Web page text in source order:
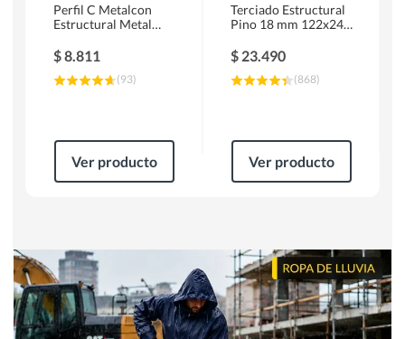
Perfil C Metalcon
Estructural Metal
$8.811
(93)
Ver producto
Terciado Estructural
Pino 18 mm 122x244
$ 23.490
(868)
Ver producto